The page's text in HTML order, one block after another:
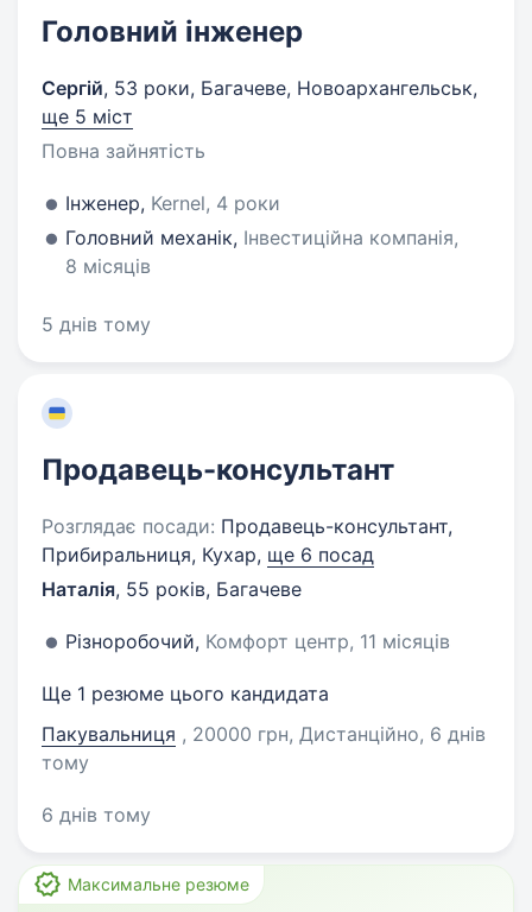
Головний інженер
Сергій, 53 роки, Багачеве, Новоархангельськ,
ще 5 міст
Повна зайнятість
Інженер, Kernel, 4 роки
Головний механік, Інвестиційна компанія,
8 місяців
5 днів тому
Продавець-консультант
Розглядає посади: Продавець-консультант,
Прибиральниця, Кухар, ще 6 посад
Наталія, 55 років, Багачеве
Різноробочий, Комфорт центр, 11 місяців
Ще 1 резюме цього кандидата
Пакувальниця , 20000 грн, Дистанційно, 6 днів
тому
6 днів тому
Максимальне резюме